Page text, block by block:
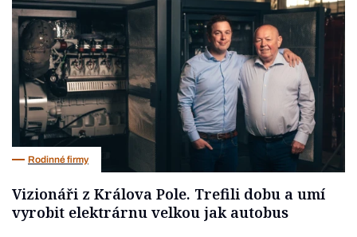
Rodinné firmy
Vizionáři z Králova Pole. Trefili dobu a umí
vyrobit elektrárnu velkou jak autobus